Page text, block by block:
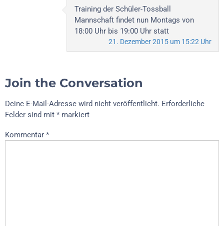
21. Dezember 2015 um 15:22 Uhr
Training der Schüler-Tossball
Mannschaft findet nun Montags von
18:00 Uhr bis 19:00 Uhr statt
Join the Conversation
Deine E-Mail-Adresse wird nicht veröffentlicht. Erforderliche
Felder sind mit * markiert
Kommentar *